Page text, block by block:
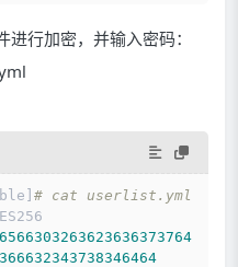
行加密，并输入密码：